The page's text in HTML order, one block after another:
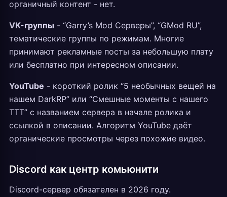
органичный контент - нет.
VK-группы - “Garry’s Mod Серверы”, “GMod RU”,
тематические группы по режимам. Многие
принимают рекламные посты за небольшую плату
или бесплатно при интересном описании.
YouTube - короткий ролик “5 необычных вещей на
нашем DarkRP” или “Смешные моменты с нашего
TTT” с названием сервера в начале ролика и
ссылкой в описании. Алгоритм YouTube даёт
органические просмотры через похожие видео.
Discord как центр комьюнити
Discord-сервер обязателен в 2026 году.